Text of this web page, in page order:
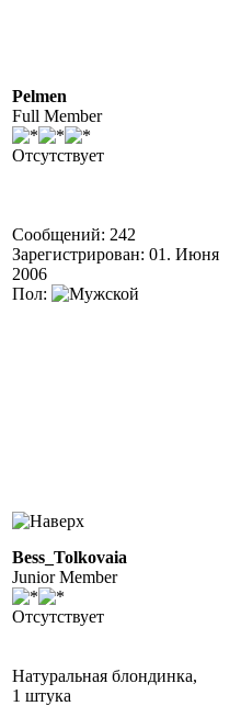
Pelmen
Full Member
Отсутствует
Сообщений: 242
Зарегистрирован: 01. Июня
2006
Пол:
Bess_Tolkovaia
Junior Member
Отсутствует
Натуральная блондинка,
1 штука